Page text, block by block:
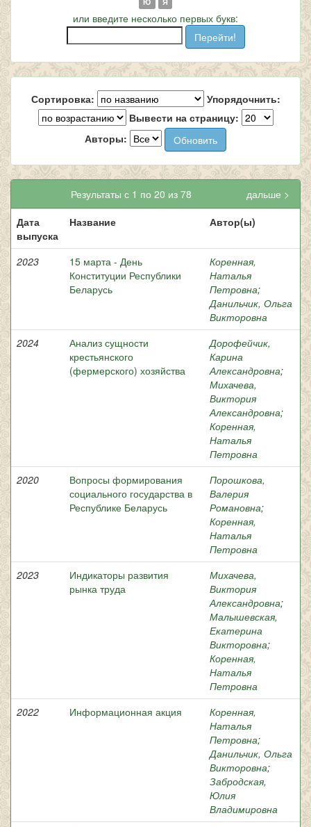
или введите несколько первых букв:
Сортировка:
Упорядочнить:
Вывести на страницу:
Авторы:
Результаты с 1 по 20 из 78
дальше >
Дата
выпуска
Название Автор(ы)
2023
15 марта - День
Конституции Республики
Беларусь
Коренная,
Наталья
Петровна;
Данильчик, Ольга
Викторовна
2024
Анализ сущности
крестьянского
(фермерского) хозяйства
Дорофейчик,
Карина
Александровна;
Михачева,
Виктория
Александровна;
Коренная,
Наталья
Петровна
2020
Вопросы формирования
социального государства в
Республике Беларусь
Порошкова,
Валерия
Романовна;
Коренная,
Наталья
Петровна
2023
Индикаторы развития
рынка труда
Михачева,
Виктория
Александровна;
Малышевская,
Екатерина
Викторовна;
Коренная,
Наталья
Петровна
2022
Информационная акция
Коренная,
Наталья
Петровна;
Данильчик, Ольга
Викторовна;
Забродская,
Юлия
Владимировна